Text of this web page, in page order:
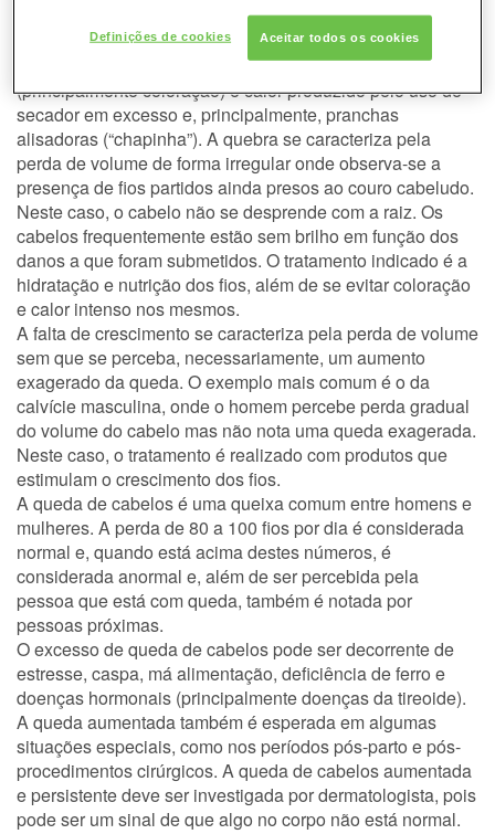
A quebra dos fios acontece principalmente nos cabelos
danificados e ressecados pelos tratamentos
(principalmente coloração) e calor produzido pelo uso de
secador em excesso e, principalmente, pranchas
alisadoras (“chapinha”). A quebra se caracteriza pela
perda de volume de forma irregular onde observa-se a
presença de fios partidos ainda presos ao couro cabeludo.
Neste caso, o cabelo não se desprende com a raiz. Os
cabelos frequentemente estão sem brilho em função dos
danos a que foram submetidos. O tratamento indicado é a
hidratação e nutrição dos fios, além de se evitar coloração
e calor intenso nos mesmos.
A falta de crescimento se caracteriza pela perda de volume
sem que se perceba, necessariamente, um aumento
exagerado da queda. O exemplo mais comum é o da
calvície masculina, onde o homem percebe perda gradual
do volume do cabelo mas não nota uma queda exagerada.
Neste caso, o tratamento é realizado com produtos que
estimulam o crescimento dos fios.
A queda de cabelos é uma queixa comum entre homens e
mulheres. A perda de 80 a 100 fios por dia é considerada
normal e, quando está acima destes números, é
considerada anormal e, além de ser percebida pela
pessoa que está com queda, também é notada por
pessoas próximas.
O excesso de queda de cabelos pode ser decorrente de
estresse, caspa, má alimentação, deficiência de ferro e
doenças hormonais (principalmente doenças da tireoide).
A queda aumentada também é esperada em algumas
situações especiais, como nos períodos pós-parto e pós-
procedimentos cirúrgicos. A queda de cabelos aumentada
e persistente deve ser investigada por dermatologista, pois
pode ser um sinal de que algo no corpo não está normal.
Definições de cookies Aceitar todos os cookies